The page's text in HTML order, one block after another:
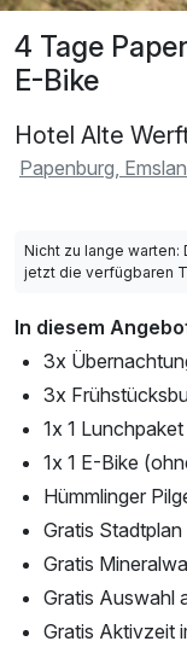
4 Tage
E-Bike
Hotel Alte
Papenburg,
Nicht zu lange warten:
jetzt die verfügbaren
In diesem
3x
3x
1x 1
1x 1 E-Bike
Hümmlinger
Gratis
Gratis
Gratis Auswahl
Gratis Aktivzeit